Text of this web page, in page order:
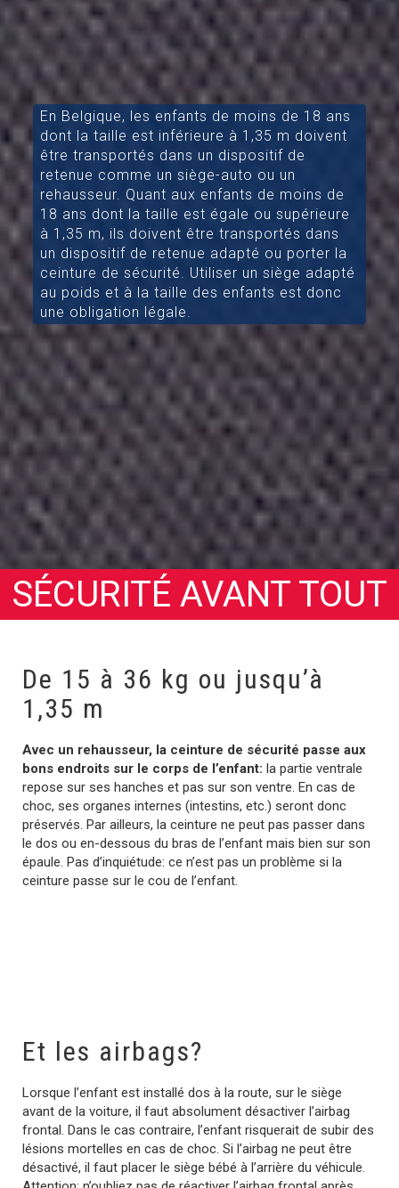
En Belgique, les enfants de moins de 18 ans
dont la taille est inférieure à 1,35 m doivent
être transportés dans un dispositif de
retenue comme un siège-auto ou un
rehausseur. Quant aux enfants de moins de
18 ans dont la taille est égale ou supérieure
à 1,35 m, ils doivent être transportés dans
un dispositif de retenue adapté ou porter la
ceinture de sécurité. Utiliser un siège adapté
au poids et à la taille des enfants est donc
une obligation légale.
SÉCURITÉ AVANT TOUT
De 15 à 36 kg ou jusqu’à
1,35 m
Avec un rehausseur, la ceinture de sécurité passe aux
bons endroits sur le corps de l’enfant: la partie ventrale
repose sur ses hanches et pas sur son ventre. En cas de
choc, ses organes internes (intestins, etc.) seront donc
préservés. Par ailleurs, la ceinture ne peut pas passer dans
le dos ou en-dessous du bras de l’enfant mais bien sur son
épaule. Pas d’inquiétude: ce n’est pas un problème si la
ceinture passe sur le cou de l’enfant.
Et les airbags?
Lorsque l’enfant est installé dos à la route, sur le siège
avant de la voiture, il faut absolument désactiver l’airbag
frontal. Dans le cas contraire, l’enfant risquerait de subir des
lésions mortelles en cas de choc. Si l’airbag ne peut être
désactivé, il faut placer le siège bébé à l’arrière du véhicule.